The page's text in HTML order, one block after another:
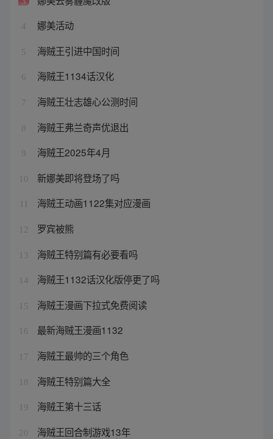
4 娜美活动
5 海贼王引进中国时间
6 海贼王1134话汉化
7 海贼王壮志雄心公测时间
8 海贼王弗兰奇声优退出
9 海贼王2025年4月
10 新娜美即将登场了吗
海贼王动画1122集对应漫画
12 罗宾被熊
13 海贼王特别篇有必要看吗
14 海贼王1132话汉化版停更了吗
15 海贼王漫画下拉式免费阅读
16 最新海贼王漫画1132
17 海贼王最帅的三个角色
18 海贼王特别篇大全
19 海贼王第十三话
20 海贼王回合制游戏13年